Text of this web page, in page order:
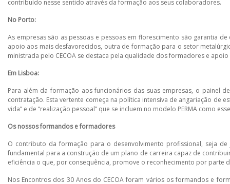
contribuído nesse sentido através da formação aos seus colaboradores.
No Porto:
As empresas são as pessoas e pessoas em florescimento são garantia
apoio aos mais desfavorecidos, outra de formação para o setor
ministrada pelo CECOA se destaca pela qualidade dos formadores e
Em Lisboa:
Para além da formação aos funcionários das suas empresas, o painel
contratação. Esta vertente começa na política intensiva de angariação de
vida” e de “realização pessoal” que se incluem no modelo PERMA como
Os nossos formandos e formadores
O contributo da formação para o desenvolvimento profissional, seja
fundamental para a construção de um plano de carreira capaz de
eficiência o que, por consequência, promove o reconhecimento por parte
Nos Encontros dos 30 Anos do CECOA foram vários os formandos e